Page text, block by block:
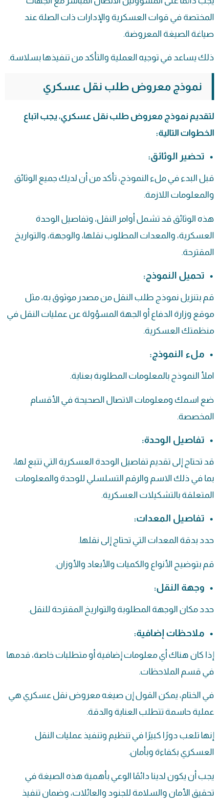
المختصة في قوات العسكرية والإدارات ذات الصلة عند
صياغة الصيغة المعروضة.
ذلك يساعد في توجيه العملية والتأكد من تنفيذها بسلاسة.
نموذج معروض طلب نقل عسكري
لتقديم نموذج معروض طلب نقل عسكري، يجب اتباع
الخطوات التالية:
تحضير الوثائق:
قبل البدء في ملء النموذج، تأكد من أن لديك جميع الوثائق
والمعلومات اللازمة.
هذه الوثائق قد تشمل أوامر النقل، وتفاصيل الوحدة
العسكرية، والمعدات المطلوب نقلها، والوجهة، والتواريخ
المقترحة.
تحميل النموذج:
قم بتنزيل نموذج طلب النقل من مصدر موثوق به، مثل
موقع وزارة الدفاع أو الجهة المسؤولة عن عمليات النقل في
منظمتك العسكرية.
ملء النموذج:
املأ النموذج بالمعلومات المطلوبة بعناية.
ضع اسمك ومعلومات الاتصال الصحيحة في الأقسام
المخصصة.
تفاصيل الوحدة:
قد تحتاج إلى تقديم تفاصيل الوحدة العسكرية التي تتبع لها،
بما في ذلك الاسم والرقم التسلسلي للوحدة والمعلومات
المتعلقة بالتشكيلات العسكرية.
تفاصيل المعدات:
حدد بدقة المعدات التي تحتاج إلى نقلها.
قم بتوضيح الأنواع والكميات والأبعاد والأوزان.
وجهة النقل:
حدد مكان الوجهة المطلوبة والتواريخ المقترحة للنقل.
ملاحظات إضافية:
إذا كان هناك أي معلومات إضافية أو متطلبات خاصة، قدمها
في قسم الملاحظات.
في الختام، يمكن القول إن صيغه معروض نقل عسكري هي
عملية حاسمة تتطلب العناية والدقة.
إنها تلعب دورًا كبيرًا في تنظيم وتنفيذ عمليات النقل
العسكري بكفاءة وبأمان.
يجب أن يكون لدينا دائمًا الوعي بأهمية هذه الصيغة في
تحقيق الأمان والسلامة للجنود والعائلات، وضمان تنفيذ